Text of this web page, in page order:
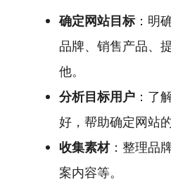
确定网站目标：明
品牌、销售产品、
他。
分析目标用户 ：了
好，帮助确定网站
收集素材：整理品
案内容等。